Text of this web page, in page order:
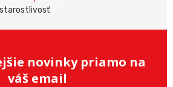
novinky priamo na
váš email